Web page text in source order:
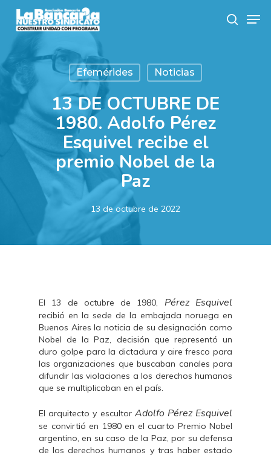
main
search
Efemérides Noticias
13 DE OCTUBRE DE
1980. Adolfo Pérez
Esquivel recibe el
premio Nobel de la
Paz
13 de octubre de 2022
El 13 de octubre de 1980, Pérez Esquivel
recibió en la sede de la embajada noruega en
Buenos Aires la noticia de su designación como
Nobel de la Paz, decisión que representó un
duro golpe para la dictadura y aire fresco para
las organizaciones que buscaban canales para
difundir las violaciones a los derechos humanos
que se multiplicaban en el país.
El arquitecto y escultor Adolfo Pérez Esquivel
se convirtió en 1980 en el cuarto Premio Nobel
argentino, en su caso de la Paz, por su defensa
de los derechos humanos y tras haber estado